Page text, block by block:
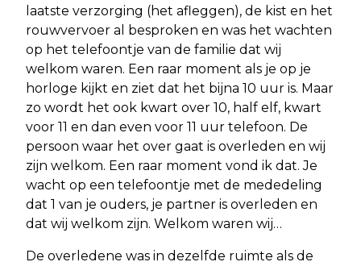
laatste verzorging (het afleggen), de kist en het
rouwvervoer al besproken en was het wachten
op het telefoontje van de familie dat wij
welkom waren. Een raar moment als je op je
horloge kijkt en ziet dat het bijna 10 uur is. Maar
zo wordt het ook kwart over 10, half elf, kwart
voor 11 en dan even voor 11 uur telefoon. De
persoon waar het over gaat is overleden en wij
zijn welkom. Een raar moment vond ik dat. Je
wacht op een telefoontje met de mededeling
dat 1 van je ouders, je partner is overleden en
dat wij welkom zijn. Welkom waren wij…
De overledene was in dezelfde ruimte als de